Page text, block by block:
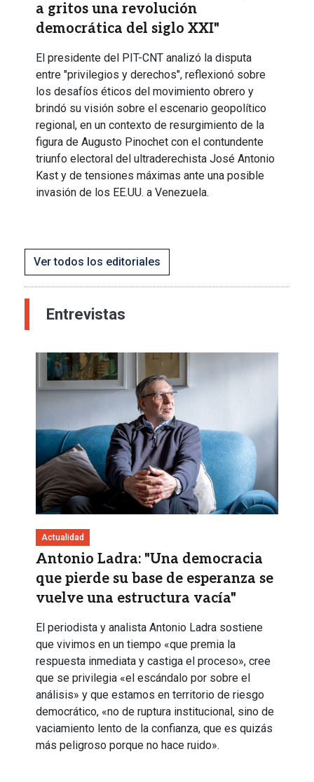
a gritos una revolución
democrática del siglo XXI"
El presidente del PIT-CNT analizó la disputa
entre "privilegios y derechos", reflexionó sobre
los desafíos éticos del movimiento obrero y
brindó su visión sobre el escenario geopolítico
regional, en un contexto de resurgimiento de la
figura de Augusto Pinochet con el contundente
triunfo electoral del ultraderechista José Antonio
Kast y de tensiones máximas ante una posible
invasión de los EE.UU. a Venezuela.
Ver todos los editoriales
Entrevistas
Imagen
Actualidad
Antonio Ladra: "Una democracia
que pierde su base de esperanza se
vuelve una estructura vacía"
El periodista y analista Antonio Ladra sostiene
que vivimos en un tiempo «que premia la
respuesta inmediata y castiga el proceso», cree
que se privilegia «el escándalo por sobre el
análisis» y que estamos en territorio de riesgo
democrático, «no de ruptura institucional, sino de
vaciamiento lento de la confianza, que es quizás
más peligroso porque no hace ruido».